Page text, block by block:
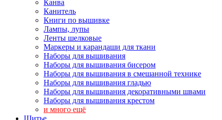
Канва
Канитель
Книги по вышивке
Лампы, лупы
Ленты шелковые
Маркеры и карандаши для ткани
Наборы для вышивания
Наборы для вышивания бисером
Наборы для вышивания в смешанной технике
Наборы для вышивания гладью
Наборы для вышивания декоративными швами
Наборы для вышивания крестом
и много ещё
Шитье